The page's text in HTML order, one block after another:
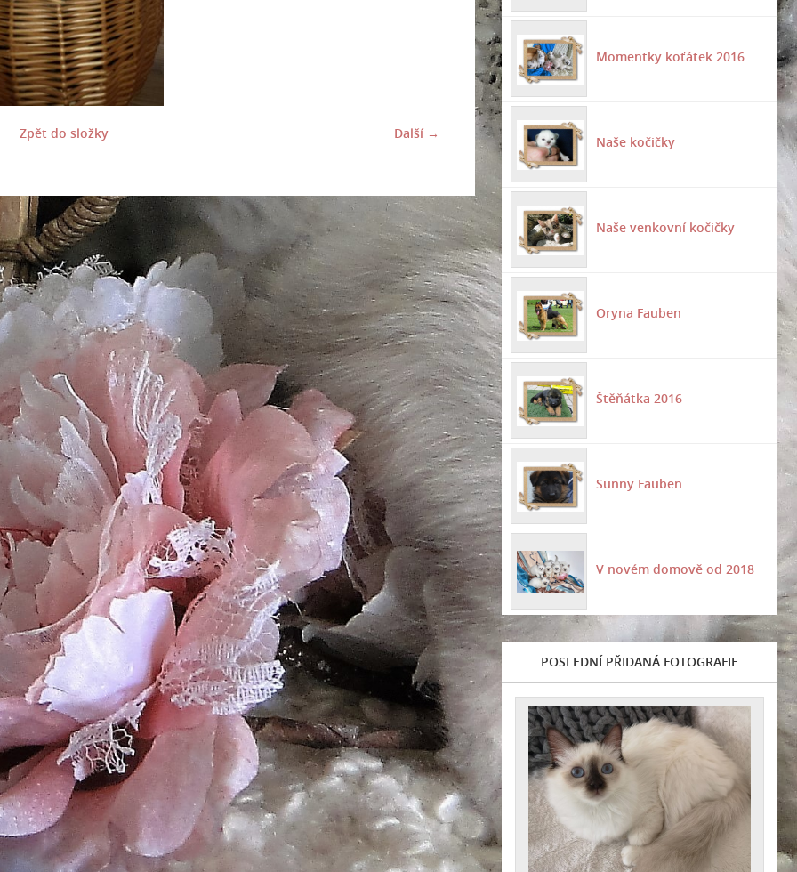
Další →
Zpět do složky
Momentky koťátek 2016
Naše kočičky
Naše venkovní kočičky
Oryna Fauben
Štěňátka 2016
Sunny Fauben
V novém domově od 2018
POSLEDNÍ PŘIDANÁ FOTOGRAFIE